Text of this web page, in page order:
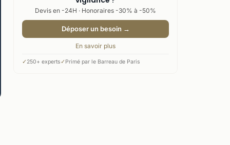
Devis en -24H · Honoraires -30% à -50%
Déposer un besoin →
En savoir plus
✓ 250+ experts✓ Primé par le Barreau de Paris